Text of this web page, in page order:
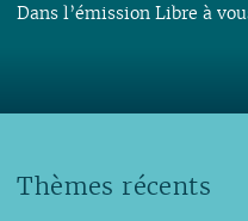
Dans l’émission Libre à
Thèmes récents